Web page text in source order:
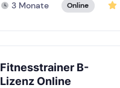
3 Monate Online
Fitnesstrainer B-
Lizenz Online